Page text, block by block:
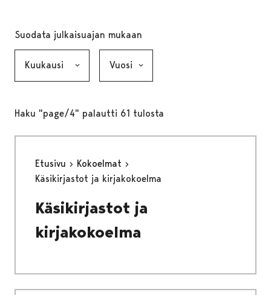
Suodata julkaisuajan mukaan
Haku "page/4" palautti 61 tulosta
Etusivu
Kokoelmat
Käsikirjastot ja kirjakokoelma
Käsikirjastot ja
kirjakokoelma